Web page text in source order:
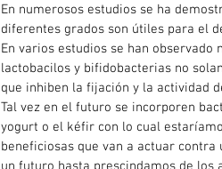
En numerosos estudios se ha
diferentes grados son útiles para el
En varios estudios se han
lactobacilos y bifidobacterias no
que inhiben la fijación y la actividad
Tal vez en el futuro se incorporen
yogurt o el kéfir con lo cual
beneficiosas que van a actuar